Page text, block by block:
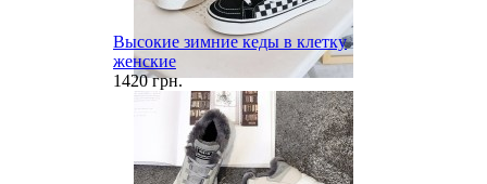
Высокие зимние кеды в клетку
женские
1420 грн.